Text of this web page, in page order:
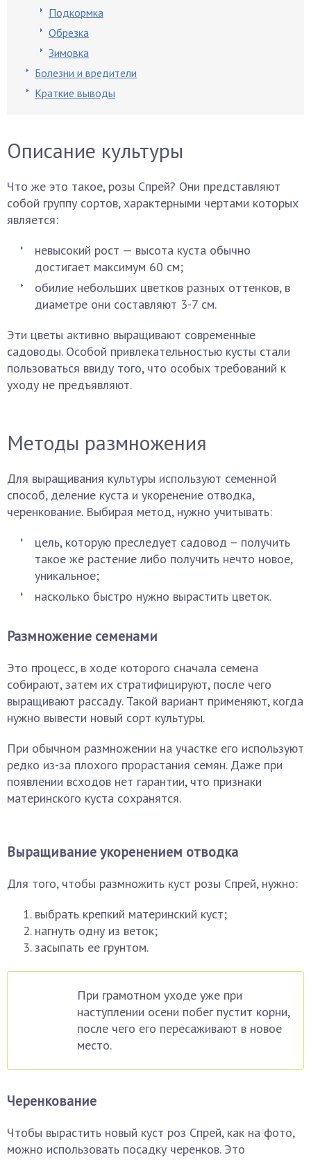
Подкормка
Обрезка
Зимовка
Болезни и вредители
Краткие выводы
Описание культуры
Что же это такое, розы Спрей? Они представляют
собой группу сортов, характерными чертами которых
является:
невысокий рост — высота куста обычно
достигает максимум 60 см;
обилие небольших цветков разных оттенков, в
диаметре они составляют 3-7 см.
Эти цветы активно выращивают современные
садоводы. Особой привлекательностью кусты стали
пользоваться ввиду того, что особых требований к
уходу не предъявляют.
Методы размножения
Для выращивания культуры используют семенной
способ, деление куста и укоренение отводка,
черенкование. Выбирая метод, нужно учитывать:
цель, которую преследует садовод – получить
такое же растение либо получить нечто новое,
уникальное;
насколько быстро нужно вырастить цветок.
Размножение семенами
Это процесс, в ходе которого сначала семена
собирают, затем их стратифицируют, после чего
выращивают рассаду. Такой вариант применяют, когда
нужно вывести новый сорт культуры.
При обычном размножении на участке его используют
редко из-за плохого прорастания семян. Даже при
появлении всходов нет гарантии, что признаки
материнского куста сохранятся.
Выращивание укоренением отводка
Для того, чтобы размножить куст розы Спрей, нужно:
выбрать крепкий материнский куст;
нагнуть одну из веток;
засыпать ее грунтом.
При грамотном уходе уже при
наступлении осени побег пустит корни,
после чего его пересаживают в новое
место.
Черенкование
Чтобы вырастить новый куст роз Спрей, как на фото,
можно использовать посадку черенков. Это